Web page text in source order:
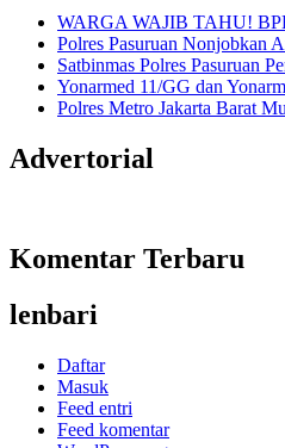
WARGA WAJIB TAHU!
Polres Pasuruan Nonjobkan
Satbinmas Polres Pasuruan
Yonarmed 11/GG dan
Polres Metro Jakarta Barat
Advertorial
Komentar Terbaru
lenbari
Daftar
Masuk
Feed entri
Feed komentar